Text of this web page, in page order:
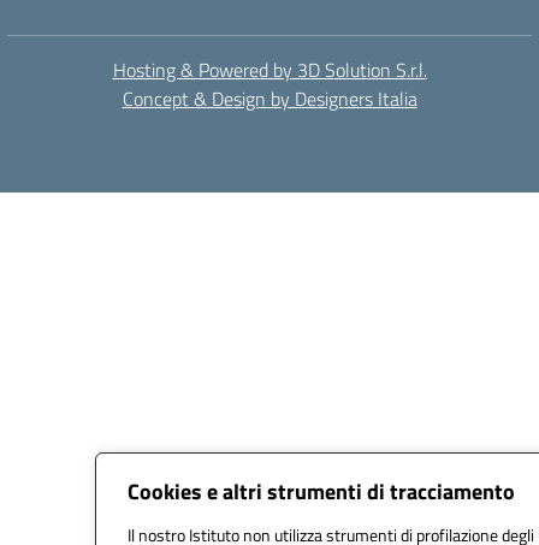
Cookies e altri strumenti di tracciamento
Il nostro Istituto non utilizza strumenti di profilazione
Hosting & Powered by 3D Solution S.r.l.
Concept & Design by Designers Italia